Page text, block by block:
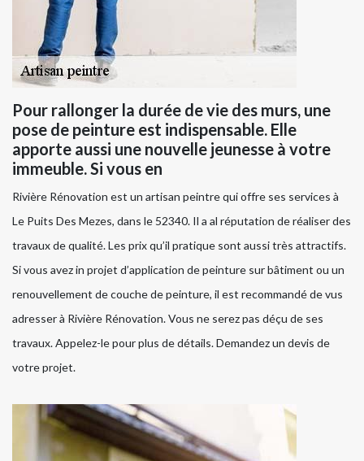
Pour rallonger la durée de vie des murs, une
pose de peinture est indispensable. Elle
apporte aussi une nouvelle jeunesse à votre
immeuble. Si vous en
Rivière Rénovation est un artisan peintre qui offre ses services à
Le Puits Des Mezes, dans le 52340. Il a al réputation de réaliser des
travaux de qualité. Les prix qu’il pratique sont aussi très attractifs.
Si vous avez in projet d’application de peinture sur bâtiment ou un
renouvellement de couche de peinture, il est recommandé de vus
adresser à Rivière Rénovation. Vous ne serez pas déçu de ses
travaux. Appelez-le pour plus de détails. Demandez un devis de
votre projet.